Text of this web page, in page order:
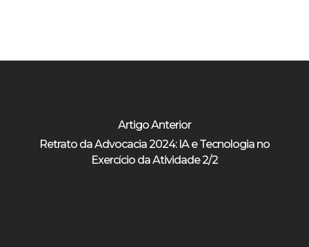
Artigo Anterior
Retrato da Advocacia 2024: IA e Tecnologia no
Exercício da Atividade 2/2